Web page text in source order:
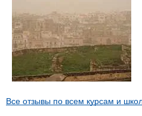
Все отзывы по всем курсам и